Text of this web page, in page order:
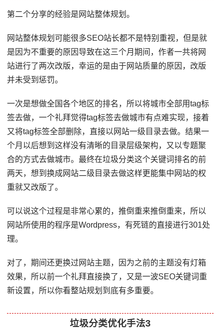
第二个分享的经验是网站整体规划。
网站整体规划可能很多SEO站长都不是特别重视，但是就
是因为不重要的原因导致在这三个月期间，作者一共将网
站进行了两次改版，幸运的是由于网站质量的原因，改版
并未受到惩罚。
一次是想做全国各个地区的排名，所以将城市全部用tag标
签去做，一个礼拜觉得tag标签去做城市有点难实现，接着
又将tag标签全部删除，直接以网站一级目录去做。结果一
个月以后想到这样没有清晰的目录层级架构，又以专题聚
合的方式去做城市。最终在垃圾分类这个关键词排名的前
两天，想到换成网站二级目录去做这样更能集中网站的权
重就又改版了。
可以说这个过程是非常心累的，推倒重来推倒重来，所以
网站所使用的程序是Wordpress，有死链的直接进行301处
理。
对了，期间还更换过网站主题，因为之前的主题没有灯箱
效果，所以前一个礼拜直接换了，又是一波SEO关键词重
新设置，所以你看整站规划到底有多重要。
垃圾分类优化手法3